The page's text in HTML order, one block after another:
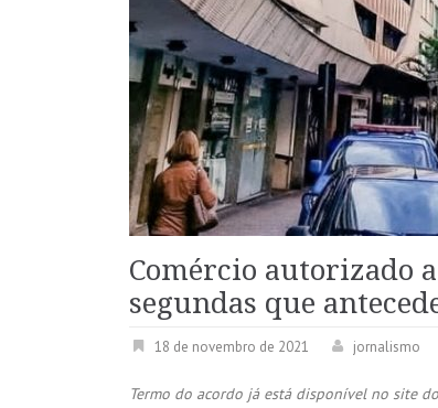
Comércio autorizado
segundas que
18 de novembro de 2021 jornalismo
Termo do acordo já está disponível no site